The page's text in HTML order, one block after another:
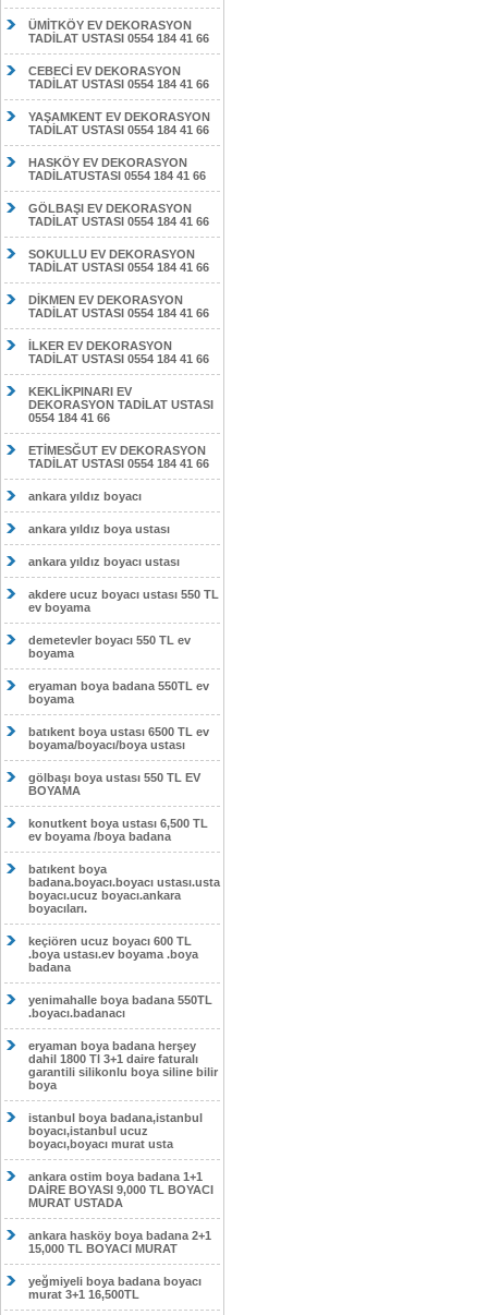
ÜMİTKÖY EV DEKORASYON
TADİLAT USTASI 0554 184 41 66
CEBECİ EV DEKORASYON
TADİLAT USTASI 0554 184 41 66
YAŞAMKENT EV DEKORASYON
TADİLAT USTASI 0554 184 41 66
HASKÖY EV DEKORASYON
TADİLATUSTASI 0554 184 41 66
GÖLBAŞI EV DEKORASYON
TADİLAT USTASI 0554 184 41 66
SOKULLU EV DEKORASYON
TADİLAT USTASI 0554 184 41 66
DİKMEN EV DEKORASYON
TADİLAT USTASI 0554 184 41 66
İLKER EV DEKORASYON
TADİLAT USTASI 0554 184 41 66
KEKLİKPINARI EV
DEKORASYON TADİLAT USTASI
0554 184 41 66
ETİMESĞUT EV DEKORASYON
TADİLAT USTASI 0554 184 41 66
ankara yıldız boyacı
ankara yıldız boya ustası
ankara yıldız boyacı ustası
akdere ucuz boyacı ustası 550 TL
ev boyama
demetevler boyacı 550 TL ev
boyama
eryaman boya badana 550TL ev
boyama
batıkent boya ustası 6500 TL ev
boyama/boyacı/boya ustası
gölbaşı boya ustası 550 TL EV
BOYAMA
konutkent boya ustası 6,500 TL
ev boyama /boya badana
batıkent boya
badana.boyacı.boyacı ustası.usta
boyacı.ucuz boyacı.ankara
boyacıları.
keçiören ucuz boyacı 600 TL
.boya ustası.ev boyama .boya
badana
yenimahalle boya badana 550TL
.boyacı.badanacı
eryaman boya badana herşey
dahil 1800 Tl 3+1 daire faturalı
garantili silikonlu boya siline bilir
boya
istanbul boya badana,istanbul
boyacı,istanbul ucuz
boyacı,boyacı murat usta
ankara ostim boya badana 1+1
DAİRE BOYASI 9,000 TL BOYACI
MURAT USTADA
ankara hasköy boya badana 2+1
15,000 TL BOYACI MURAT
yeğmiyeli boya badana boyacı
murat 3+1 16,500TL